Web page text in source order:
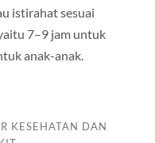
istirahat sesuai
7–9 jam untuk
anak-anak.
KESEHATAN DAN